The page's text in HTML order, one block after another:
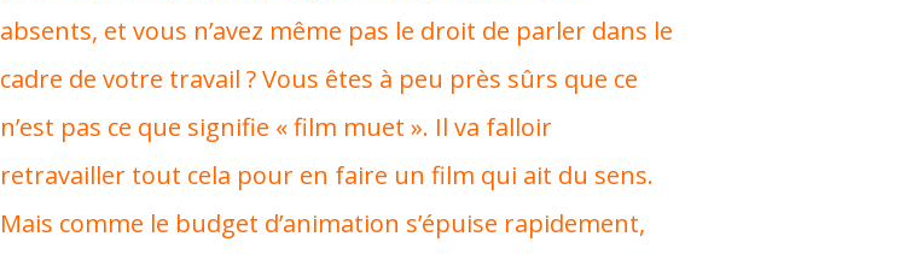
absents, et vous n’avez même pas le droit de parler dans le
cadre de votre travail ? Vous êtes à peu près sûrs que ce
n’est pas ce que signifie « film muet ». Il va falloir
retravailler tout cela pour en faire un film qui ait du sens.
Mais comme le budget d’animation s’épuise rapidement,